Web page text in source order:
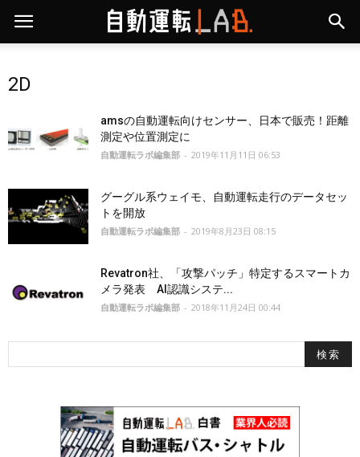
2D
amsの自動運転向けセンサー、日本で販売！距離
測定や位置測定に
自動運転ラボ編集部 - 2019年11月11日 06:53
グーグル系ウェイモ、自動運転走行のデータセッ
トを開放
自動運転ラボ編集部 - 2019年8月23日 08:15
Revatron社、「攻撃パッチ」特定するスマートカ
メラ発表 AI認識システ...
自動運転ラボ編集部 - 2018年11月24日 00:44